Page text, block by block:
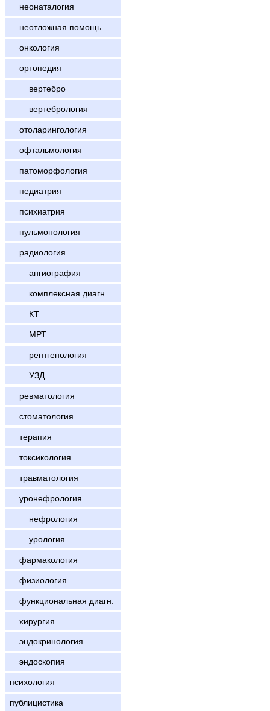
неонаталогия
неотложная помощь
онкология
ортопедия
вертебро
вертебрология
отоларингология
офтальмология
патоморфология
педиатрия
психиатрия
пульмонология
радиология
ангиография
комплексная диагн.
КТ
МРТ
рентгенология
УЗД
ревматология
стоматология
терапия
токсикология
травматология
уронефрология
нефрология
урология
фармакология
физиология
функциональная диагн.
хирургия
эндокринология
эндоскопия
психология
публицистика